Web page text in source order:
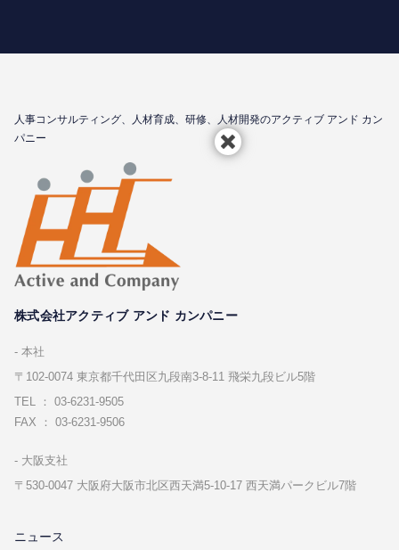
⼈事コンサルティング、⼈材育成、研修、⼈材開発のアクティブ アンド カン
パニー
株式会社アクティブ アンド カンパニー
本社
〒102-0074 東京都千代⽥区九段南3-8-11 飛栄九段ビル5階
TEL ： 03-6231-9505
FAX ： 03-6231-9506
⼤阪⽀社
〒530-0047 ⼤阪府⼤阪市北区⻄天満5-10-17 ⻄天満パークビル7階
ニュース